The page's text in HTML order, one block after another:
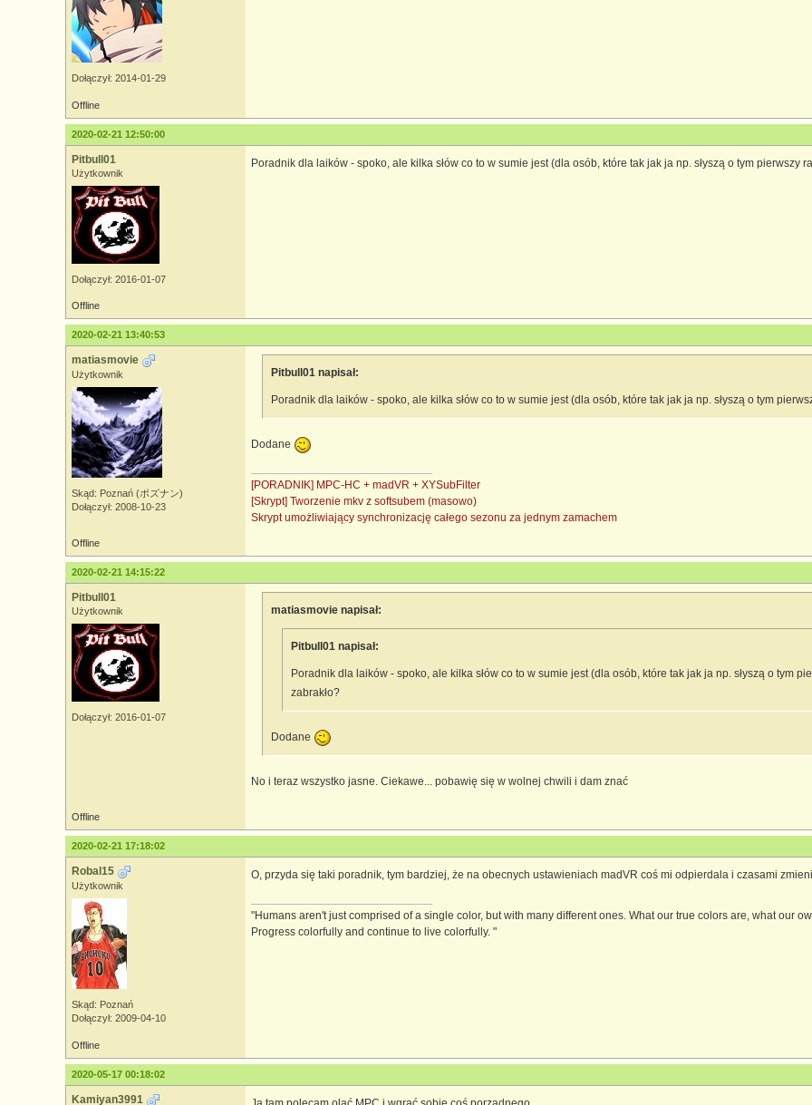
Dołączył: 2014-01-29
Offline
2020-02-21 12:50:00
Pitbull01
Użytkownik
Dołączył: 2016-01-07
Poradnik dla laików - spoko, ale kilka słów co to w sumie jest (dla osób, które tak jak ja np. słyszą o tym pierwszy
Offline
2020-02-21 13:40:53
matiasmovie
Użytkownik
Skąd: Poznań (ポズナン)
Dołączył: 2008-10-23
Pitbull01 napisał:
Poradnik dla laików - spoko, ale kilka słów co to w sumie jest (dla osób, które tak jak ja np. słyszą o tym
Dodane
[PORADNIK] MPC-HC + madVR + XYSubFilter
[Skrypt] Tworzenie mkv z softsubem (masowo)
Skrypt umożliwiający synchronizację całego sezonu za jednym zamachem
Offline
2020-02-21 14:15:22
Pitbull01
Użytkownik
Dołączył: 2016-01-07
matiasmovie napisał:
Pitbull01 napisał:
Poradnik dla laików - spoko, ale kilka słów co to w sumie jest (dla osób, które tak jak ja np. słyszą o tym
zabrakło?
Dodane
No i teraz wszystko jasne. Ciekawe... pobawię się w wolnej chwili i dam znać
Offline
2020-02-21 17:18:02
Robal15
Użytkownik
Skąd: Poznań
Dołączył: 2009-04-10
O, przyda się taki poradnik, tym bardziej, że na obecnych ustawieniach madVR coś mi odpierdala i czasami
"Humans aren't just comprised of a single color, but with many different ones. What our true colors are, what our
Progress colorfully and continue to live colorfully. "
Offline
2020-05-17 00:18:02
Kamiyan3991